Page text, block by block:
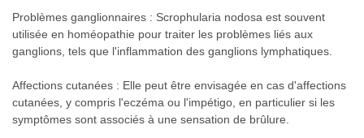
Problèmes ganglionnaires : Scrophularia nodosa est souvent
utilisée en homéopathie pour traiter les problèmes liés aux
ganglions, tels que l'inflammation des ganglions lymphatiques.
Affections cutanées : Elle peut être envisagée en cas d'affections
cutanées, y compris l'eczéma ou l'impétigo, en particulier si les
symptômes sont associés à une sensation de brûlure.